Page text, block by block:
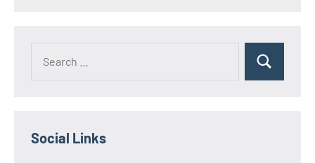
Search
Social Links